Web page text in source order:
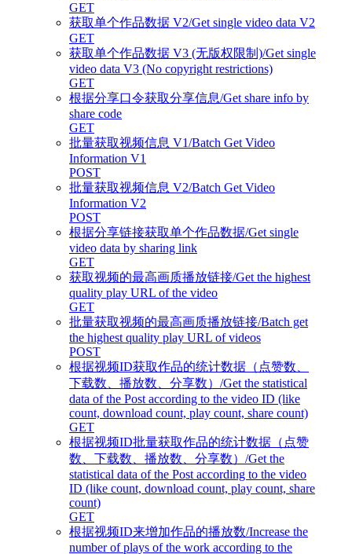
GET
获取单个作品数据 V2/Get single video data V2
GET
获取单个作品数据 V3 (无版权限制)/Get single
video data V3 (No copyright restrictions)
GET
根据分享口令获取分享信息/Get share info by
share code
GET
批量获取视频信息 V1/Batch Get Video
Information V1
POST
批量获取视频信息 V2/Batch Get Video
Information V2
POST
根据分享链接获取单个作品数据/Get single
video data by sharing link
GET
获取视频的最高画质播放链接/Get the highest
quality play URL of the video
GET
批量获取视频的最高画质播放链接/Batch get
the highest quality play URL of videos
POST
根据视频ID获取作品的统计数据（点赞数、
下载数、播放数、分享数）/Get the statistical
data of the Post according to the video ID (like
count, download count, play count, share count)
GET
根据视频ID批量获取作品的统计数据（点赞
数、下载数、播放数、分享数）/Get the
statistical data of the Post according to the video
ID (like count, download count, play count, share
count)
GET
根据视频ID来增加作品的播放数/Increase the
number of plays of the work according to the